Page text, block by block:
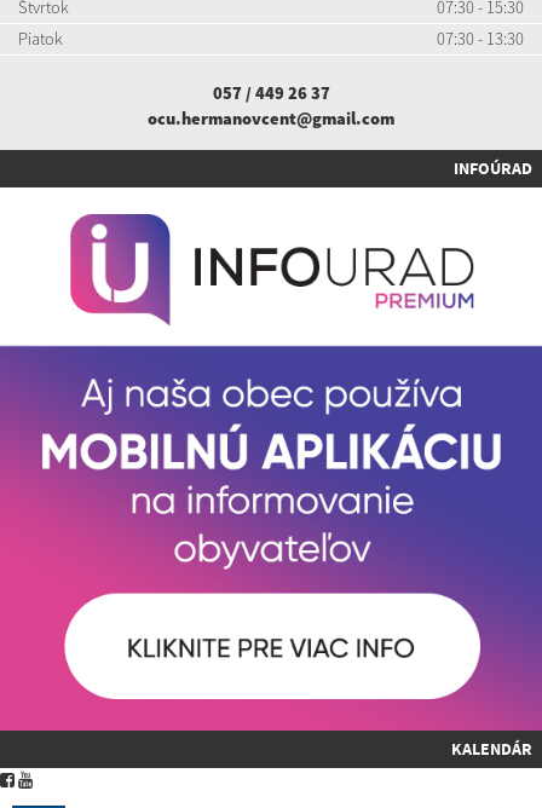
Štvrtok
07:30 - 15:30
Piatok
07:30 - 13:30
057 / 449 26 37
ocu.hermanovcent@gmail.com
INFOÚRAD
KALENDÁR